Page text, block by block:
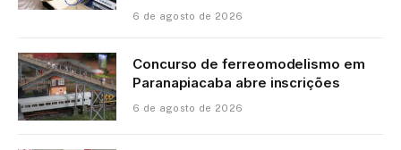
6 de agosto de 2026
Concurso de ferreomodelismo em
Paranapiacaba abre inscrições
6 de agosto de 2026